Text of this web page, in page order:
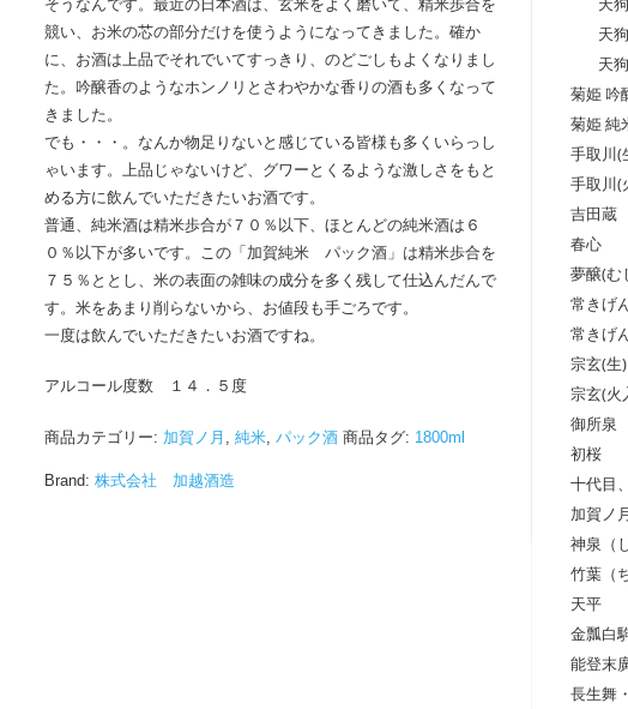
そうなんです。最近の日本酒は、玄米をよく磨いて、精米歩合を
競い、お米の芯の部分だけを使うようになってきました。確か
に、お酒は上品でそれでいてすっきり、のどごしもよくなりまし
た。吟醸香のようなホンノリとさわやかな香りの酒も多くなって
きました。
でも・・・。なんか物足りないと感じている皆様も多くいらっし
ゃいます。上品じゃないけど、グワーとくるような激しさをもと
める方に飲んでいただきたいお酒です。
普通、純米酒は精米歩合が７０％以下、ほとんどの純米酒は６
０％以下が多いです。この「加賀純米 パック酒」は精米歩合を
７５％ととし、米の表面の雑味の成分を多く残して仕込んだんで
す。米をあまり削らないから、お値段も手ごろです。
一度は飲んでいただきたいお酒ですね。
アルコール度数 １４．５度
商品カテゴリー: 加賀ノ月 純米, パック酒 商品タグ: 1800ml
Brand: 株式会社 加越酒造
天
天
菊姫 吟
菊姫 純
手取川(
手取川(
吉田蔵
春心
夢醸(む
常きげ
常きげ
宗玄(生)
宗玄(
御所泉
初桜
十代目
加賀ノ月
神泉（
竹葉（
天平
金瓢白
能登末
長生舞